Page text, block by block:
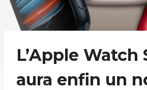
L’Apple Watch
aura enfin un